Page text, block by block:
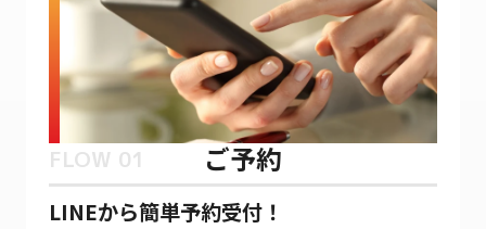
FLOW 01 ご予約
LINEから簡単予約受付！